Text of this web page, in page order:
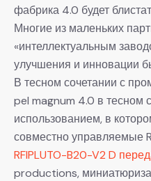
фабрика 4.0 будет
Многие из маленьких
«интеллектуальным
улучшения и инновации
В тесном сочетании с
pel magnum 4.0 в
использованием, в
совместно управляемые
RFIPLUTO-B20-V2 D
productions,